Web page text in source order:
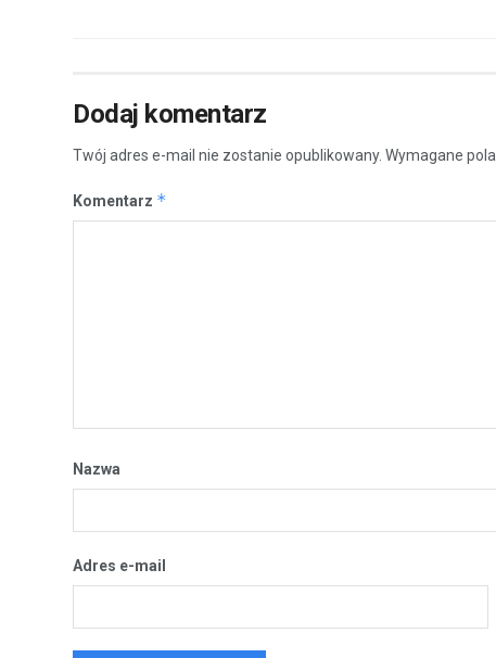
Dodaj komentarz
Twój adres e-mail nie zostanie opublikowany. Wymagane
Komentarz *
Nazwa
Adres e-mail